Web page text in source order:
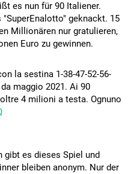
es nun für 90 Italiener.
geknackt. 15
Millionären nur gratulieren,
Euro zu gewinnen.
la sestina 1-38-47-52-56-
maggio 2021. Ai 90
4 milioni a testa. Ognuno
gibt es dieses Spiel und
bleiben anonym. Nur der